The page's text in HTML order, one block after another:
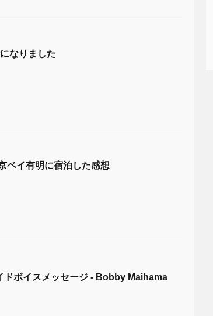
なりました
ベイ有明に宿泊した感想
ドボイスメッセージ - Bobby Maihama